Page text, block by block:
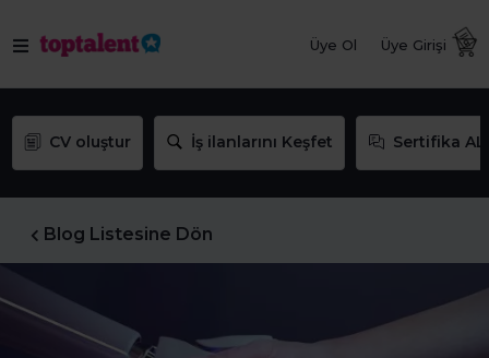
Üye Ol Üye Girişi
CV oluştur İş ilanlarını Keşfet Sertifika AL
Blog Listesine Dön